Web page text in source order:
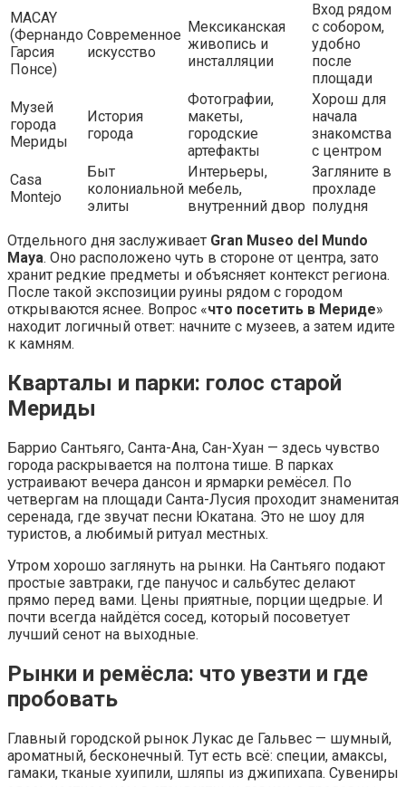
MACAY
(Фернандо
Гарсия
Понсе)
Современное
искусство
Мексиканская
живопись и
инсталляции
Вход рядом
с собором,
удобно
после
площади
Музей
города
Мериды
История
города
Фотографии,
макеты,
городские
артефакты
Хорош для
начала
знакомства
с центром
Casa
Montejo
Быт
колониальной
элиты
Интерьеры,
мебель,
внутренний двор
Загляните в
прохладе
полудня
Отдельного дня заслуживает Gran Museo del Mundo
Maya. Оно расположено чуть в стороне от центра, зато
хранит редкие предметы и объясняет контекст региона.
После такой экспозиции руины рядом с городом
открываются яснее. Вопрос «что посетить в Мериде»
находит логичный ответ: начните с музеев, а затем идите
к камням.
Кварталы и парки: голос старой
Мериды
Баррио Сантьяго, Санта-Ана, Сан-Хуан — здесь чувство
города раскрывается на полтона тише. В парках
устраивают вечера дансон и ярмарки ремёсел. По
четвергам на площади Санта-Лусия проходит знаменитая
серенада, где звучат песни Юкатана. Это не шоу для
туристов, а любимый ритуал местных.
Утром хорошо заглянуть на рынки. На Сантьяго подают
простые завтраки, где панучос и сальбутес делают
прямо перед вами. Цены приятные, порции щедрые. И
почти всегда найдётся сосед, который посоветует
лучший сенот на выходные.
Рынки и ремёсла: что увезти и где
пробовать
Главный городской рынок Лукас де Гальвес — шумный,
ароматный, бесконечный. Тут есть всё: специи, амаксы,
гамаки, тканые хуипили, шляпы из джипихапа. Сувениры